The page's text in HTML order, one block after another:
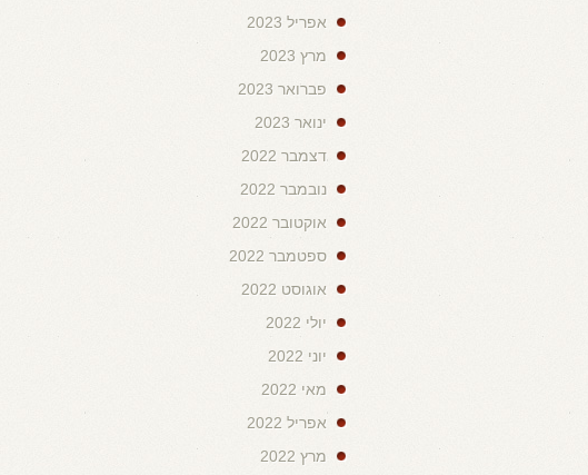
אפריל 2023
מרץ 2023
פברואר 2023
ינואר 2023
דצמבר 2022
נובמבר 2022
אוקטובר 2022
ספטמבר 2022
אוגוסט 2022
יולי 2022
יוני 2022
מאי 2022
אפריל 2022
מרץ 2022